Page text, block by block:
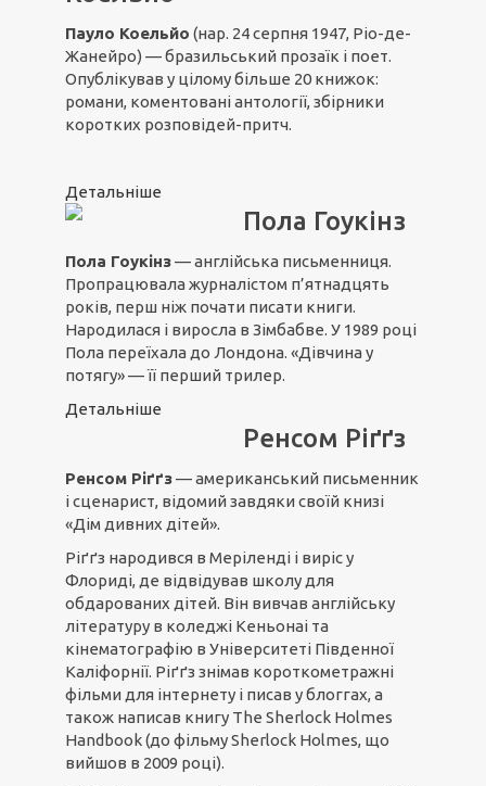
Пауло Коельйо (нар. 24 серпня 1947, Ріо-де-
Жанейро) — бразильський прозаїк і поет.
Опублікував у цілому більше 20 книжок:
романи, коментовані антології, збірники
коротких розповідей-притч.
Детальніше
Пола Гоукінз
Пола Гоукінз— англійська письменниця.
Пропрацювала журналістом п’ятнадцять
років, перш ніж почати писати книги.
Народилася і виросла в Зімбабве. У 1989 році
Пола переїхала до Лондона. «Дівчина у
потягу» — її перший трилер.
Детальніше
Ренсом Ріґґз
Ренсом Ріґґз— американський письменник
і сценарист, відомий завдяки своїй книзі
«Дім дивних дітей».
Ріґґз народився в Меріленді і виріс у
Флориді, де відвідував школу для
обдарованих дітей. Він вивчав англійську
літературу в коледжі Кеньонаі та
кінематографію в Університеті Південної
Каліфорнії. Ріґґз знімав короткометражні
фільми для інтернету і писав у блоггах, а
також написав книгу The Sherlock Holmes
Handbook (до фільму Sherlock Holmes, що
вийшов в 2009 році).